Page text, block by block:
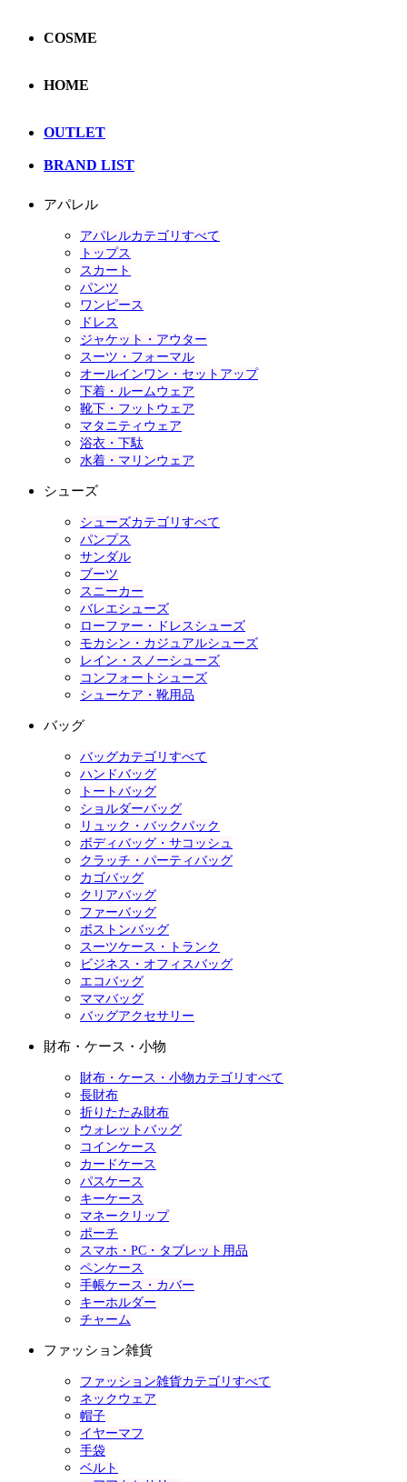
COSME
HOME
OUTLET
BRAND LIST
アパレル
アパレルカテゴリすべて
トップス
スカート
パンツ
ワンピース
ドレス
ジャケット・アウター
スーツ・フォーマル
オールインワン・セットアップ
下着・ルームウェア
靴下・フットウェア
マタニティウェア
浴衣・下駄
水着・マリンウェア
シューズ
シューズカテゴリすべて
パンプス
サンダル
ブーツ
スニーカー
バレエシューズ
ローファー・ドレスシューズ
モカシン・カジュアルシューズ
レイン・スノーシューズ
コンフォートシューズ
シューケア・靴用品
バッグ
バッグカテゴリすべて
ハンドバッグ
トートバッグ
ショルダーバッグ
リュック・バックパック
ボディバッグ・サコッシュ
クラッチ・パーティバッグ
カゴバッグ
クリアバッグ
ファーバッグ
ボストンバッグ
スーツケース・トランク
ビジネス・オフィスバッグ
エコバッグ
ママバッグ
バッグアクセサリー
財布・ケース・小物
財布・ケース・小物カテゴリすべて
長財布
折りたたみ財布
ウォレットバッグ
コインケース
カードケース
パスケース
キーケース
マネークリップ
ポーチ
スマホ・PC・タブレット用品
ペンケース
手帳ケース・カバー
キーホルダー
チャーム
ファッション雑貨
ファッション雑貨カテゴリすべて
ネックウェア
帽子
イヤーマフ
手袋
ベルト